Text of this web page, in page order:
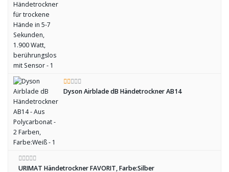
Dyson Airblade dB Händetrockner AB14
URIMAT Händetrockner FAVORIT, Farbe:Silber